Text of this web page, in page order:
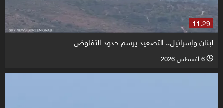
11:29
لبنان وإسرائيل.. التصعيد يرسم حدود التفاوض
l 6 أغسطس 2026